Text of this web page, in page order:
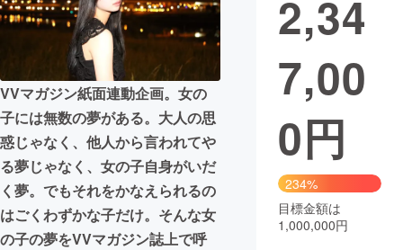
映像・映画 書籍・雑誌
ビジネス・起業 チャレンジ
まちづくり・地域活性化
CAMPFIRE for Social Good
CAMPFIRE Creation
CAMPFIREふるさと納税machi-ya コミュニティ
VVマガジン紙面連動企画。女の
子には無数の夢がある。大人の思
惑じゃなく、他人から言われてや
る夢じゃなく、女の子自身がいだ
く夢。でもそれをかなえられるの
はごくわずかな子だけ。そんな女
の子の夢をVVマガジン誌上で呼
2,34
7,00
0円
234%
目標金額は
1,000,000円